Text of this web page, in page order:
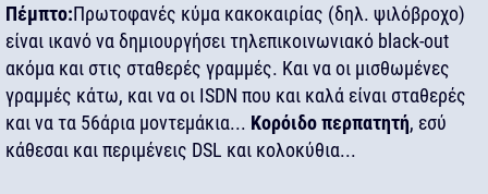
Πέμπτο:Πρωτοφανές κύμα κακοκαιρίας (δηλ. ψιλόβροχο)
είναι ικανό να δημιουργήσει τηλεπικοινωνιακό black-out
ακόμα και στις σταθερές γραμμές. Και να οι μισθωμένες
γραμμές κάτω, και να οι ISDN που και καλά είναι σταθερές
και να τα 56άρια μοντεμάκια... Κορόιδο περπατητή, εσύ
κάθεσαι και περιμένεις DSL και κολοκύθια...